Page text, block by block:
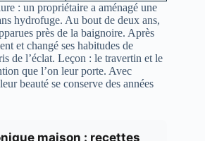
: un propriétaire a aménagé une
hydrofuge. Au bout de deux ans,
près de la baignoire. Après
et changé ses habitudes de
de l’éclat. Leçon : le travertin et le
que l’on leur porte. Avec
beauté se conserve des années
maison : recettes